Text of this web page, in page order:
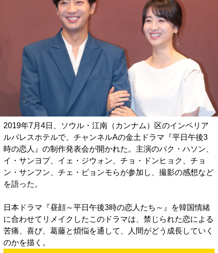
2019年7月4日、ソウル・江南（カンナム）区のインペリア
ルパレスホテルで、チャンネルAの金土ドラマ『平日午後3
時の恋人』の制作発表会が開かれた。主演のパク・ハソン、
イ・サンヨプ、イェ・ジウォン、チョ・ドンヒョク、チョ
ン・サンフン、チェ・ビョンモらが参加し、撮影の感想など
を語った。
日本ドラマ『昼顔～平日午後3時の恋人たち～』を韓国情緒
に合わせてリメイクしたこのドラマは、禁じられた恋による
苦痛、喜び、葛藤と煩悩を通して、人間がどう成長していく
のかを描く。